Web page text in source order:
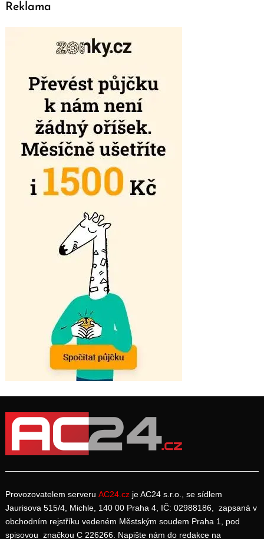
Reklama
Provozovatelem serveru AC24.cz je AC24 s.r.o., se sídlem
Jaurisova 515/4, Michle, 140 00 Praha 4, IČ: 02988186, zapsaná v
obchodním rejstříku vedeném Městským soudem Praha 1, pod
spisovou značkou C 226266. Napište nám do redakce na